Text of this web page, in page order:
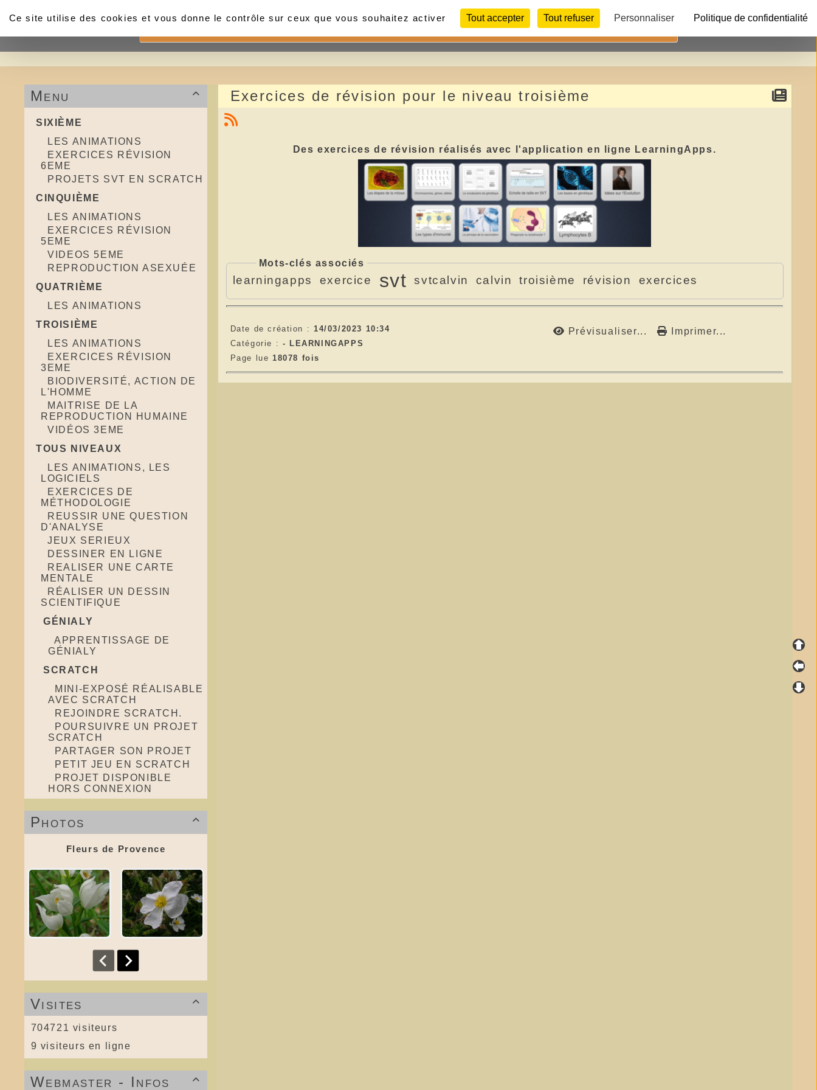
Accueil Contact Liens Photos Télécharger

Menu
SIXIÈME
LES ANIMATIONS
EXERCICES RÉVISION
6EME
PROJETS SVT EN SCRATCH
CINQUIÈME
LES ANIMATIONS
EXERCICES RÉVISION
5EME
VIDEOS 5EME
REPRODUCTION ASEXUÉE
QUATRIÈME
LES ANIMATIONS
TROISIÈME
LES ANIMATIONS
EXERCICES RÉVISION
3EME
BIODIVERSITÉ, ACTION DE
L'HOMME
MAITRISE DE LA
REPRODUCTION HUMAINE
VIDÉOS 3EME
TOUS NIVEAUX
LES ANIMATIONS, LES
LOGICIELS
EXERCICES DE
MÉTHODOLOGIE
REUSSIR UNE QUESTION
D'ANALYSE
JEUX SERIEUX
DESSINER EN LIGNE
REALISER UNE CARTE
MENTALE
RÉALISER UN DESSIN
SCIENTIFIQUE
GÉNIALY
APPRENTISSAGE DE
GÉNIALY
SCRATCH
MINI-EXPOSÉ RÉALISABLE
AVEC SCRATCH
REJOINDRE SCRATCH.
POURSUIVRE UN PROJET
SCRATCH
PARTAGER SON PROJET
PETIT JEU EN SCRATCH
PROJET DISPONIBLE
HORS CONNEXION

Photos
Fleurs de Provence

Visites
704721 visiteurs
9 visiteurs en ligne

Webmaster - Infos
Exercices de révision pour le niveau troisième
Des exercices de révision réalisés avec l'application en ligne LearningApps.
Mots-clés associés
learningapps exercice svt svtcalvin calvin troisième révision exercices
Date de création : 14/03/2023 10:34
Catégorie : - LEARNINGAPPS
Page lue 18078 fois
Prévisualiser... Imprimer...
Ce site utilise des cookies et vous donne le contrôle sur ceux que vous souhaitez activer
Tout accepter Tout refuser Personnaliser Politique de confidentialité